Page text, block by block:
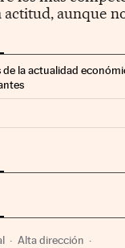
aunque
de la actualidad
en Facebook
Días en Twitter
Alta dirección